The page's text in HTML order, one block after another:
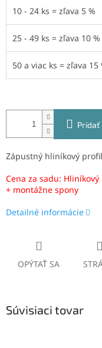
10 - 24 ks = zľava 5 %
25 - 49 ks = zľava 10 %
50 a viac ks = zľava 15
Pridať
Zápustný hliníkový
Cena za sadu:
+ montážne spony
Detailné informácie
OPÝTAŤ SA
Súvisiaci tovar